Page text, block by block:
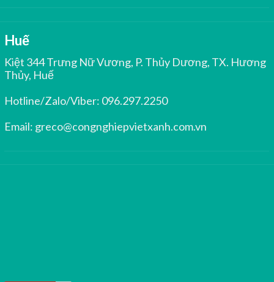
Huế
Kiệt 344 Trưng Nữ Vương, P. Thủy Dương, TX. Hương
Thủy, Huế
Hotline/Zalo/Viber: 096.297.2250
Email: greco@congnghiepvietxanh.com.vn